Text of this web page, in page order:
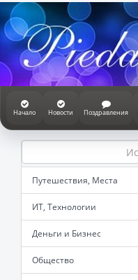
Начало Новости Поздравления
Путешествия, Места
ИТ, Технологии
Деньги и Бизнес
Общество